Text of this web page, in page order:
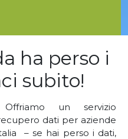
ha perso i
subito!
un servizio
dati per aziende
– se hai perso i dati,